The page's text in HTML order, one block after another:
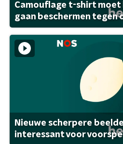
Camouflage t-shirt
gaan beschermen tegen
Nieuwe scherpere
interessant voor